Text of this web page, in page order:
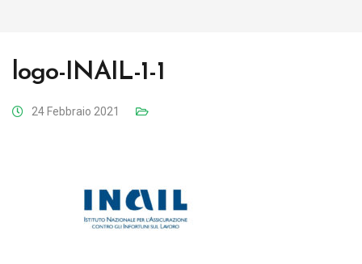
logo-INAIL-1-1
24 Febbraio 2021